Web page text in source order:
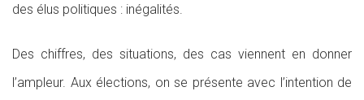
des élus politiques : inégalités.
Des chiffres, des situations, des cas viennent en donner
l’ampleur. Aux élections, on se présente avec l’intention de